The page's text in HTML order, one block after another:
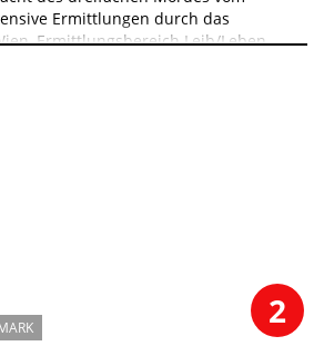
Ermittlungen durch das
Ermittlungsbereich Leib/Leben
2